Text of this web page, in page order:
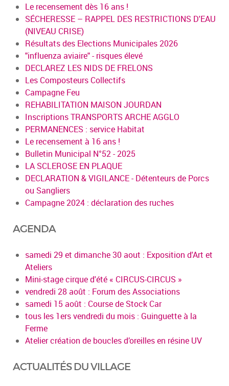
Le recensement dès 16 ans !
SÉCHERESSE – RAPPEL DES RESTRICTIONS D'EAU
(NIVEAU CRISE)
Résultats des Elections Municipales 2026
"influenza aviaire" - risques élevé
DECLAREZ LES NIDS DE FRELONS
Les Composteurs Collectifs
Campagne Feu
REHABILITATION MAISON JOURDAN
Inscriptions TRANSPORTS ARCHE AGGLO
PERMANENCES : service Habitat
Le recensement à 16 ans !
Bulletin Municipal N°52 - 2025
LA SCLEROSE EN PLAQUE
DECLARATION & VIGILANCE - Détenteurs de Porcs
ou Sangliers
Campagne 2024 : déclaration des ruches
AGENDA
samedi 29 et dimanche 30 aout : Exposition d'Art et
Ateliers
Mini-stage cirque d'été « CIRCUS-CIRCUS »
vendredi 28 août : Forum des Associations
samedi 15 août : Course de Stock Car
tous les 1ers vendredi du mois : Guinguette à la
Ferme
Atelier création de boucles d’oreilles en résine UV
ACTUALITÉS DU VILLAGE